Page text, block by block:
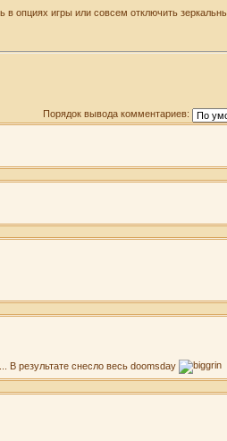
опциях игры или совсем отключить
Порядок вывода комментариев:
В результате снесло весь doomsday